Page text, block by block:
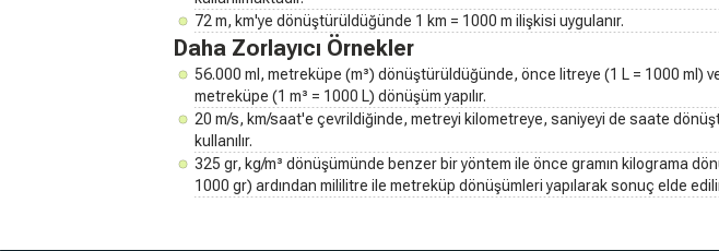
72 m, km'ye dönüştürüldüğünde 1 km = 1000 m ilişkisi uygulanır.
Daha Zorlayıcı Örnekler
56.000 ml, metreküpe (m³) dönüştürüldüğünde, önce litreye (1 L = 1000 ml)
metreküpe (1 m³ = 1000 L) dönüşüm yapılır.
20 m/s, km/saat'e çevrildiğinde, metreyi kilometreye, saniyeyi de saate
kullanılır.
325 gr, kg/m³ dönüşümünde benzer bir yöntem ile önce gramın kilograma
1000 gr) ardından mililitre ile metreküp dönüşümleri yapılarak sonuç elde